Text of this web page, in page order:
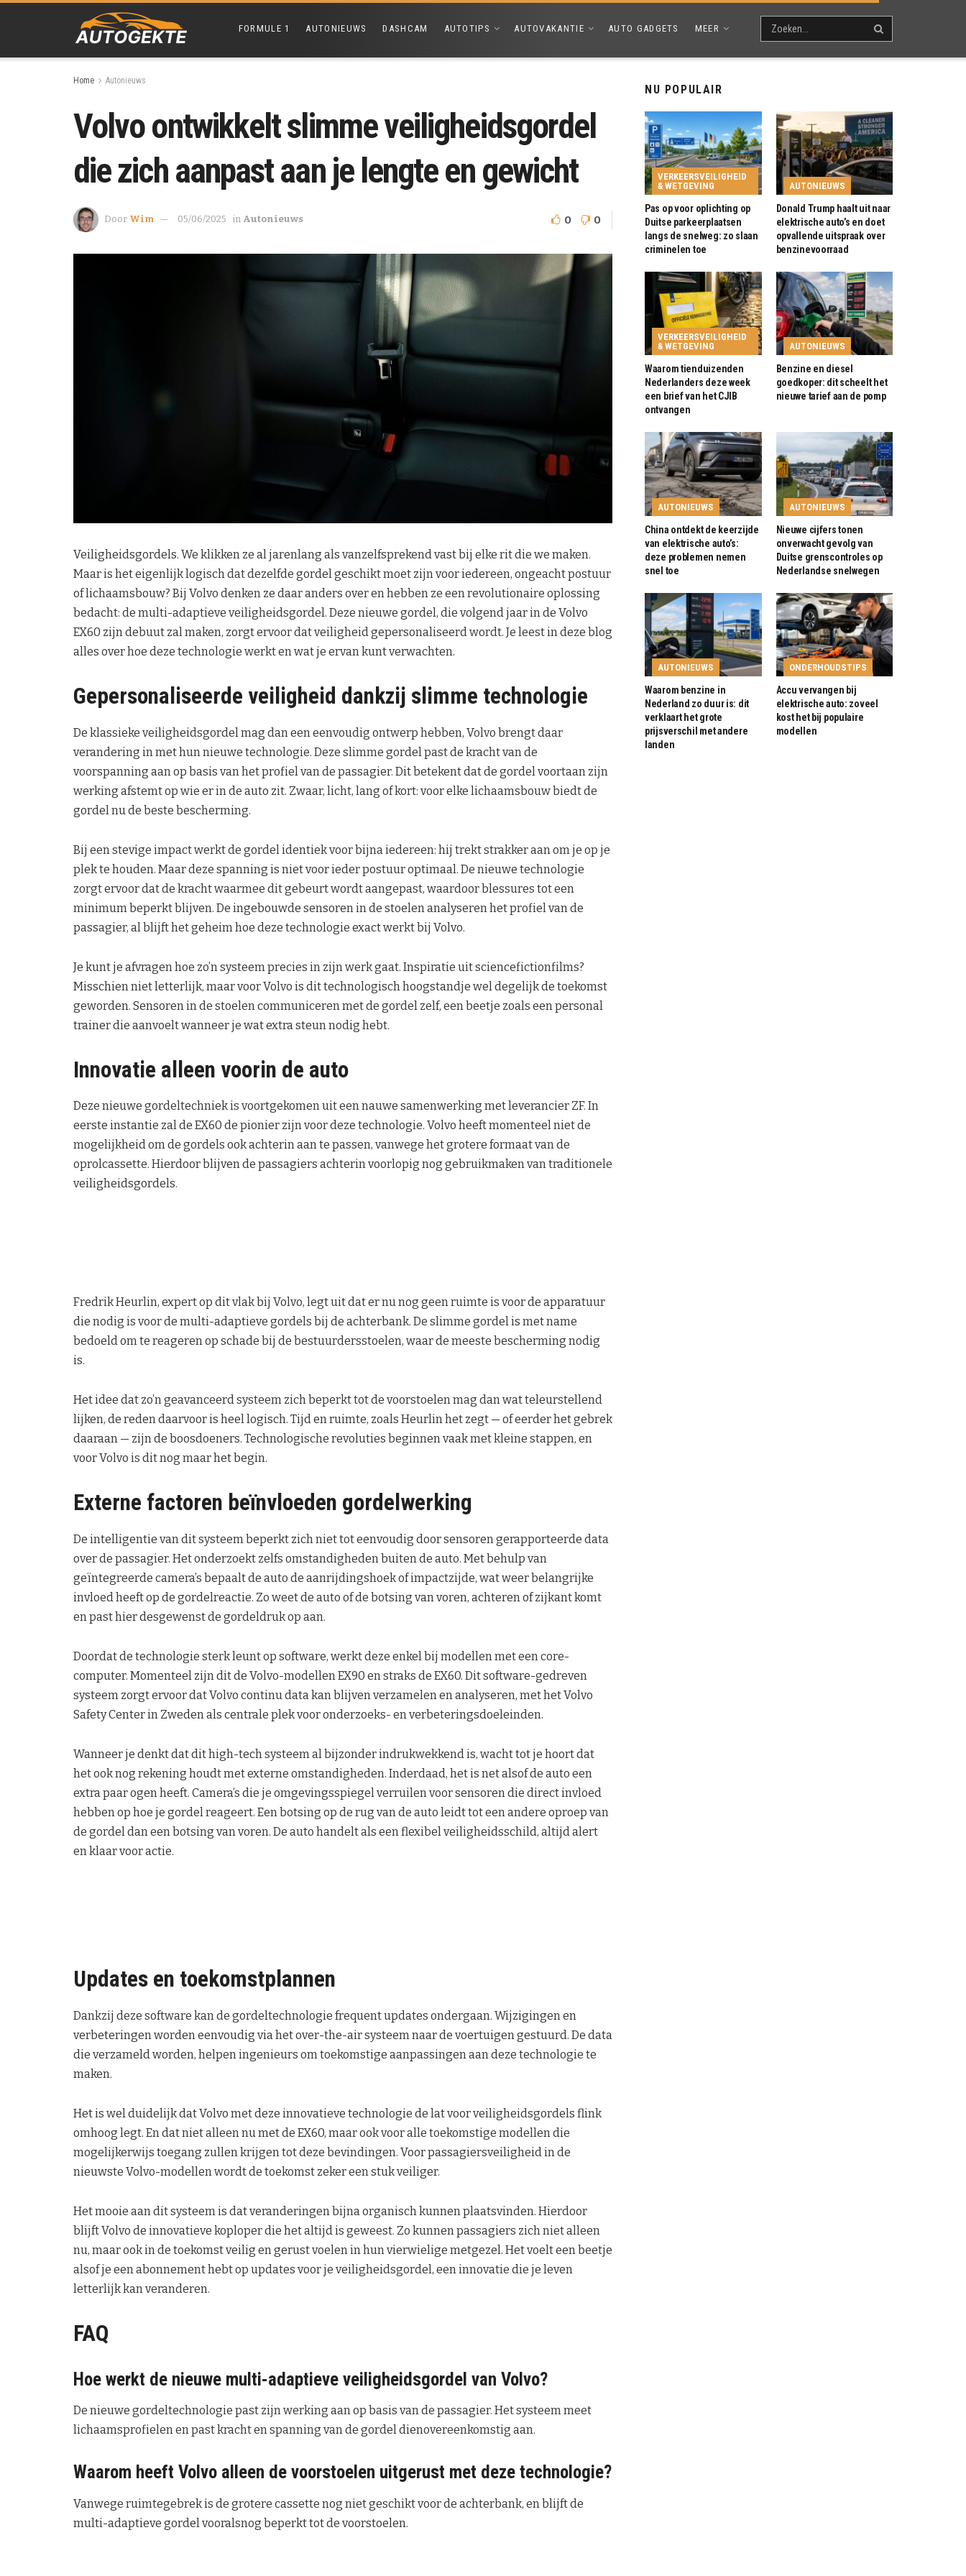
FORMULE 1 AUTONIEUWS DASHCAM AUTOTIPS AUTOVAKANTIE AUTO GADGETS MEER
Home Autonieuws
Volvo ontwikkelt slimme veiligheidsgordel
die zich aanpast aan je lengte en gewicht
Door Wim 05/06/2025 in Autonieuws 0 0
Veiligheidsgordels. We klikken ze al jarenlang als vanzelfsprekend vast bij elke rit die we maken.
Maar is het eigenlijk logisch dat dezelfde gordel geschikt moet zijn voor iedereen, ongeacht postuur
of lichaamsbouw? Bij Volvo denken ze daar anders over en hebben ze een revolutionaire oplossing
bedacht: de multi-adaptieve veiligheidsgordel. Deze nieuwe gordel, die volgend jaar in de Volvo
EX60 zijn debuut zal maken, zorgt ervoor dat veiligheid gepersonaliseerd wordt. Je leest in deze blog
alles over hoe deze technologie werkt en wat je ervan kunt verwachten.
Gepersonaliseerde veiligheid dankzij slimme technologie
De klassieke veiligheidsgordel mag dan een eenvoudig ontwerp hebben, Volvo brengt daar
verandering in met hun nieuwe technologie. Deze slimme gordel past de kracht van de
voorspanning aan op basis van het profiel van de passagier. Dit betekent dat de gordel voortaan zijn
werking afstemt op wie er in de auto zit. Zwaar, licht, lang of kort: voor elke lichaamsbouw biedt de
gordel nu de beste bescherming.
Bij een stevige impact werkt de gordel identiek voor bijna iedereen: hij trekt strakker aan om je op je
plek te houden. Maar deze spanning is niet voor ieder postuur optimaal. De nieuwe technologie
zorgt ervoor dat de kracht waarmee dit gebeurt wordt aangepast, waardoor blessures tot een
minimum beperkt blijven. De ingebouwde sensoren in de stoelen analyseren het profiel van de
passagier, al blijft het geheim hoe deze technologie exact werkt bij Volvo.
Je kunt je afvragen hoe zo’n systeem precies in zijn werk gaat. Inspiratie uit sciencefictionfilms?
Misschien niet letterlijk, maar voor Volvo is dit technologisch hoogstandje wel degelijk de toekomst
geworden. Sensoren in de stoelen communiceren met de gordel zelf, een beetje zoals een personal
trainer die aanvoelt wanneer je wat extra steun nodig hebt.
Innovatie alleen voorin de auto
Deze nieuwe gordeltechniek is voortgekomen uit een nauwe samenwerking met leverancier ZF. In
eerste instantie zal de EX60 de pionier zijn voor deze technologie. Volvo heeft momenteel niet de
mogelijkheid om de gordels ook achterin aan te passen, vanwege het grotere formaat van de
oprolcassette. Hierdoor blijven de passagiers achterin voorlopig nog gebruikmaken van traditionele
veiligheidsgordels.
Fredrik Heurlin, expert op dit vlak bij Volvo, legt uit dat er nu nog geen ruimte is voor de apparatuur
die nodig is voor de multi-adaptieve gordels bij de achterbank. De slimme gordel is met name
bedoeld om te reageren op schade bij de bestuurdersstoelen, waar de meeste bescherming nodig
is.
Het idee dat zo’n geavanceerd systeem zich beperkt tot de voorstoelen mag dan wat teleurstellend
lijken, de reden daarvoor is heel logisch. Tijd en ruimte, zoals Heurlin het zegt — of eerder het gebrek
daaraan — zijn de boosdoeners. Technologische revoluties beginnen vaak met kleine stappen, en
voor Volvo is dit nog maar het begin.
Externe factoren beïnvloeden gordelwerking
De intelligentie van dit systeem beperkt zich niet tot eenvoudig door sensoren gerapporteerde data
over de passagier. Het onderzoekt zelfs omstandigheden buiten de auto. Met behulp van
geïntegreerde camera’s bepaalt de auto de aanrijdingshoek of impactzijde, wat weer belangrijke
invloed heeft op de gordelreactie. Zo weet de auto of de botsing van voren, achteren of zijkant komt
en past hier desgewenst de gordeldruk op aan.
Doordat de technologie sterk leunt op software, werkt deze enkel bij modellen met een core-
computer. Momenteel zijn dit de Volvo-modellen EX90 en straks de EX60. Dit software-gedreven
systeem zorgt ervoor dat Volvo continu data kan blijven verzamelen en analyseren, met het Volvo
Safety Center in Zweden als centrale plek voor onderzoeks- en verbeteringsdoeleinden.
Wanneer je denkt dat dit high-tech systeem al bijzonder indrukwekkend is, wacht tot je hoort dat
het ook nog rekening houdt met externe omstandigheden. Inderdaad, het is net alsof de auto een
extra paar ogen heeft. Camera’s die je omgevingsspiegel verruilen voor sensoren die direct invloed
hebben op hoe je gordel reageert. Een botsing op de rug van de auto leidt tot een andere oproep van
de gordel dan een botsing van voren. De auto handelt als een flexibel veiligheidsschild, altijd alert
en klaar voor actie.
Updates en toekomstplannen
Dankzij deze software kan de gordeltechnologie frequent updates ondergaan. Wijzigingen en
verbeteringen worden eenvoudig via het over-the-air systeem naar de voertuigen gestuurd. De data
die verzameld worden, helpen ingenieurs om toekomstige aanpassingen aan deze technologie te
maken.
Het is wel duidelijk dat Volvo met deze innovatieve technologie de lat voor veiligheidsgordels flink
omhoog legt. En dat niet alleen nu met de EX60, maar ook voor alle toekomstige modellen die
mogelijkerwijs toegang zullen krijgen tot deze bevindingen. Voor passagiersveiligheid in de
nieuwste Volvo-modellen wordt de toekomst zeker een stuk veiliger.
Het mooie aan dit systeem is dat veranderingen bijna organisch kunnen plaatsvinden. Hierdoor
blijft Volvo de innovatieve koploper die het altijd is geweest. Zo kunnen passagiers zich niet alleen
nu, maar ook in de toekomst veilig en gerust voelen in hun vierwielige metgezel. Het voelt een beetje
alsof je een abonnement hebt op updates voor je veiligheidsgordel, een innovatie die je leven
letterlijk kan veranderen.
FAQ
Hoe werkt de nieuwe multi-adaptieve veiligheidsgordel van Volvo?
De nieuwe gordeltechnologie past zijn werking aan op basis van de passagier. Het systeem meet
lichaamsprofielen en past kracht en spanning van de gordel dienovereenkomstig aan.
Waarom heeft Volvo alleen de voorstoelen uitgerust met deze technologie?
Vanwege ruimtegebrek is de grotere cassette nog niet geschikt voor de achterbank, en blijft de
multi-adaptieve gordel vooralsnog beperkt tot de voorstoelen.
NU POPULAIR
VERKEERSVEILIGHEID
& WETGEVING
Pas op voor oplichting op
Duitse parkeerplaatsen
langs de snelweg: zo slaan
criminelen toe
AUTONIEUWS
Donald Trump haalt uit naar
elektrische auto’s en doet
opvallende uitspraak over
benzinevoorraad
VERKEERSVEILIGHEID
& WETGEVING
Waarom tienduizenden
Nederlanders deze week
een brief van het CJIB
ontvangen
AUTONIEUWS
Benzine en diesel
goedkoper: dit scheelt het
nieuwe tarief aan de pomp
AUTONIEUWS
China ontdekt de keerzijde
van elektrische auto’s:
deze problemen nemen
snel toe
AUTONIEUWS
Nieuwe cijfers tonen
onverwacht gevolg van
Duitse grenscontroles op
Nederlandse snelwegen
AUTONIEUWS
Waarom benzine in
Nederland zo duur is: dit
verklaart het grote
prijsverschil met andere
landen
ONDERHOUDSTIPS
Accu vervangen bij
elektrische auto: zoveel
kost het bij populaire
modellen